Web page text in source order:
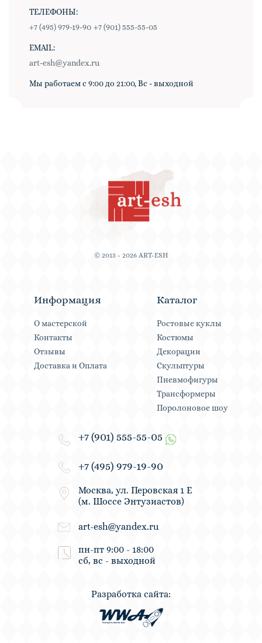
ТЕЛЕФОНЫ:
+7 (495) 979-19-90 +7 (901) 555-55-05
EMAIL:
art-esh@yandex.ru
Мы работаем с 9:00 до 21:00, Вс - выходной
© 2013 - 2026 ART-ESH
Информация
О мастерской
Контакты
Отзывы
Доставка и Оплата
Каталог
Ростовые куклы
Костюмы
Декорации
Скульптуры
Пневмофигуры
Трансформеры
Поролоновое шоу
+7 (901) 555-55-05
+7 (495) 979-19-90
Москва, ул. Перовская 1 Е
(м. Шоссе Энтузиастов)
art-esh@yandex.ru
пн-пт 9:00 - 18:00
сб, вс - выходной
Разработка сайта: